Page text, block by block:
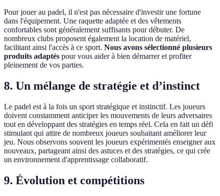
Pour jouer au padel, il n'est pas nécessaire d'investir une fortune
dans l'équipement. Une raquette adaptée et des vêtements
confortables sont généralement suffisants pour débuter. De
nombreux clubs proposent également la location de matériel,
facilitant ainsi l'accès à ce sport. Nous avons sélectionné plusieurs
produits adaptés pour vous aider à bien démarrer et profiter
pleinement de vos parties.
8. Un mélange de stratégie et d’instinct
Le padel est à la fois un sport stratégique et instinctif. Les joueurs
doivent constamment anticiper les mouvements de leurs adversaires
tout en développant des stratégies en temps réel. Cela en fait un défi
stimulant qui attire de nombreux joueurs souhaitant améliorer leur
jeu. Nous observons souvent les joueurs expérimentés enseigner aux
nouveaux, partageant ainsi des astuces et des stratégies, ce qui crée
un environnement d'apprentissage collaboratif.
9. Évolution et compétitions